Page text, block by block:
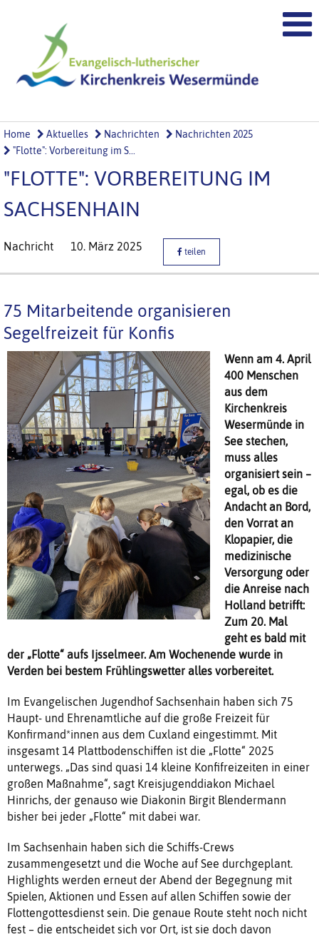
Home Aktuelles Nachrichten
Nachrichten 2025
"Flotte": Vorbereitung im S...
"FLOTTE": VORBEREITUNG IM
SACHSENHAIN
Nachricht 10. März 2025 teilen
75 Mitarbeitende organisieren
Segelfreizeit für Konfis
Wenn am 4. April
400 Menschen
aus dem
Kirchenkreis
Wesermünde in
See stechen,
muss alles
organisiert sein –
egal, ob es die
Andacht an Bord,
den Vorrat an
Klopapier, die
medizinische
Versorgung oder
die Anreise nach
Holland betrifft:
Zum 20. Mal
geht es bald mit
der „Flotte“ aufs Ijsselmeer. Am Wochenende wurde in
Verden bei bestem Frühlingswetter alles vorbereitet.
Im Evangelischen Jugendhof Sachsenhain haben sich 75
Haupt- und Ehrenamtliche auf die große Freizeit für
Konfirmand*innen aus dem Cuxland eingestimmt. Mit
insgesamt 14 Plattbodenschiffen ist die „Flotte“ 2025
unterwegs. „Das sind quasi 14 kleine Konfifreizeiten in einer
großen Maßnahme“, sagt Kreisjugenddiakon Michael
Hinrichs, der genauso wie Diakonin Birgit Blendermann
bisher bei jeder „Flotte“ mit dabei war.
Im Sachsenhain haben sich die Schiffs-Crews
zusammengesetzt und die Woche auf See durchgeplant.
Highlights werden erneut der Abend der Begegnung mit
Spielen, Aktionen und Essen auf allen Schiffen sowie der
Flottengottesdienst sein. Die genaue Route steht noch nicht
fest – die entscheidet sich vor Ort, ist sie doch davon